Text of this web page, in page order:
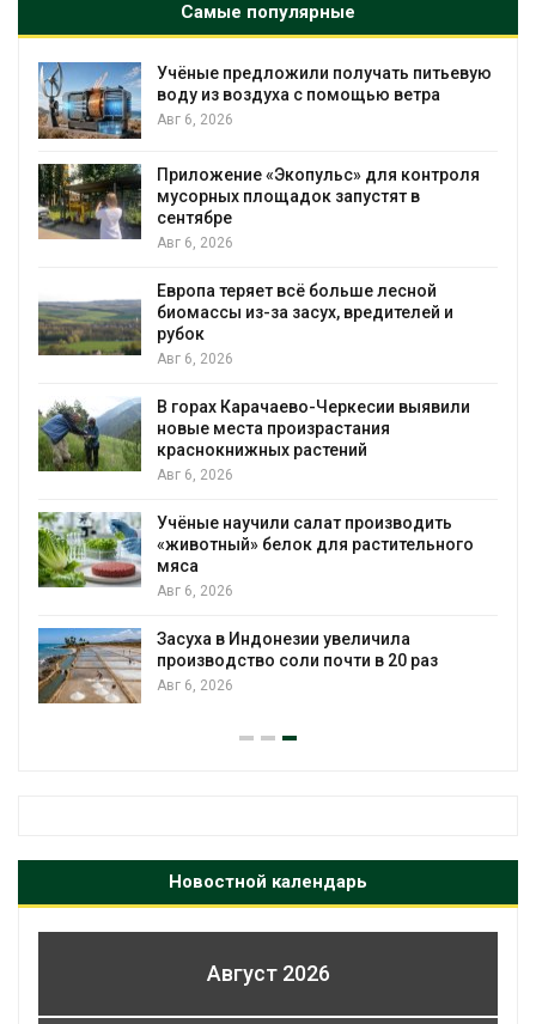
Самые популярные
Учёные предложили получать питьевую
воду из воздуха с помощью ветра
Авг 6, 2026
Приложение «Экопульс» для контроля
мусорных площадок запустят в
сентябре
Авг 6, 2026
Европа теряет всё больше лесной
биомассы из-за засух, вредителей и
рубок
Авг 6, 2026
В горах Карачаево-Черкесии выявили
новые места произрастания
краснокнижных растений
Авг 6, 2026
Учёные научили салат производить
«животный» белок для растительного
мяса
Авг 6, 2026
Засуха в Индонезии увеличила
производство соли почти в 20 раз
Авг 6, 2026
Новостной календарь
Август 2026